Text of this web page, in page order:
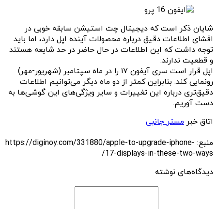
شایان ذکر است که دیجیتال چت استیشن سابقه خوبی در
افشای اطلاعات دقیق درباره محصولات آینده اپل دارد، اما باید
توجه داشت که این اطلاعات در حال حاضر در حد شایعه هستند
و قطعیت ندارند.
اپل قرار است سری آیفون ۱۷ را در ماه سپتامبر (شهریور-مهر)
رونمایی کند. بنابراین کمتر از دو ماه دیگر می‌توانیم اطلاعات
دقیق‌تری درباره این تغییرات و سایر ویژگی‌های این گوشی‌ها به
دست آوریم.
اتاق خبر مستر جانبی
منبع: https://diginoy.com/331880/apple-to-upgrade-iphone-
17-displays-in-these-two-ways/
دیدگاه‌های نوشته